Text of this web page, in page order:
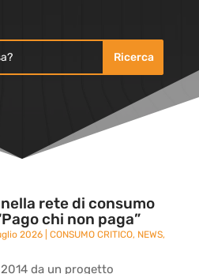
rete di consumo
chi non paga”
2026 |CONSUMO CRITICO, NEWS,
da un progetto